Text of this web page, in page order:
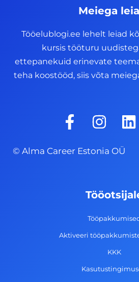
Meiega
Tööelublogi.ee lehelt leiad
kursis tööturu
ettepanekuid erinevate
teha koostööd, siis võta
F
a
e
-
I
n
s
t
g
r
a
m
L
i
d
i
n
© Alma Career Estonia OÜ
Aktiveeri
KKK